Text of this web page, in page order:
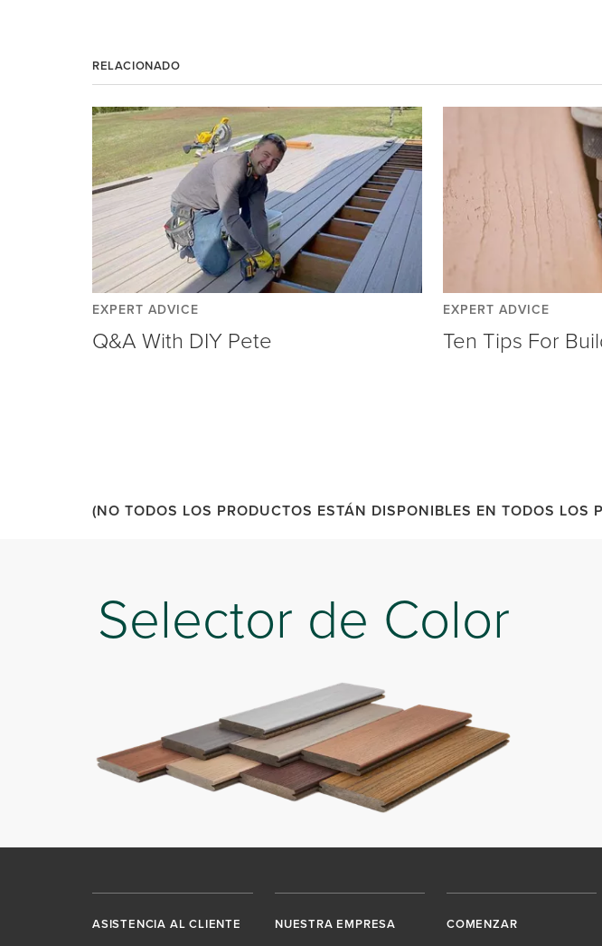
RELACIONADO
EXPERT ADVICE
Q&A With DIY Pete
EXPERT ADVICE
Ten Tips For
(NO TODOS LOS PRODUCTOS ESTÁN DISPONIBLES EN TODOS LOS
Selector de Color
ASISTENCIA AL CLIENTE NUESTRA EMPRESA COMENZAR